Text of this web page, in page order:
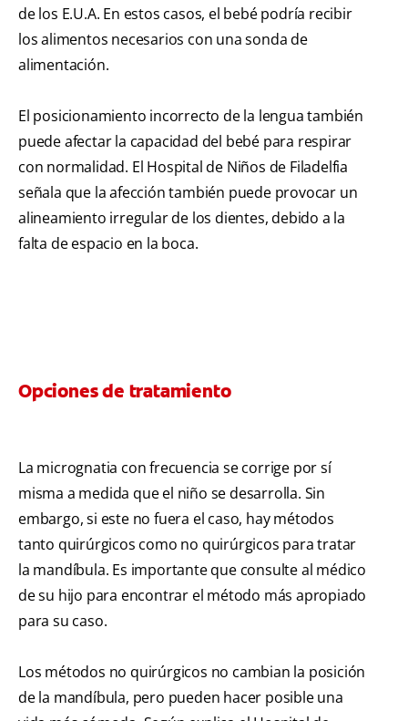
de los E.U.A. En estos casos, el bebé podría recibir
los alimentos necesarios con una sonda de
alimentación.
El posicionamiento incorrecto de la lengua también
puede afectar la capacidad del bebé para respirar
con normalidad. El Hospital de Niños de Filadelfia
señala que la afección también puede provocar un
alineamiento irregular de los dientes, debido a la
falta de espacio en la boca.
Opciones de tratamiento
La micrognatia con frecuencia se corrige por sí
misma a medida que el niño se desarrolla. Sin
embargo, si este no fuera el caso, hay métodos
tanto quirúrgicos como no quirúrgicos para tratar
la mandíbula. Es importante que consulte al médico
de su hijo para encontrar el método más apropiado
para su caso.
Los métodos no quirúrgicos no cambian la posición
de la mandíbula, pero pueden hacer posible una